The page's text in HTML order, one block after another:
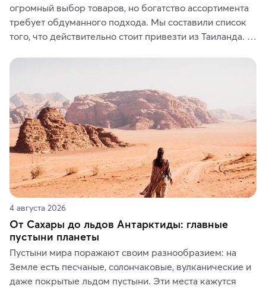
огромный выбор товаров, но богатство ассортимента
требует обдуманного подхода. Мы составили список
того, что действительно стоит привезти из Таиланда.
средства, одежду, украшения, предметы интерьера
где их купить.
4 августа 2026
От Сахары до льдов Антарктиды: главные
пустыни планеты
Пустыни мира поражают своим разнообразием: на
Земле есть песчаные, солончаковые, вулканические и
даже покрытые льдом пустыни. Эти места кажутся